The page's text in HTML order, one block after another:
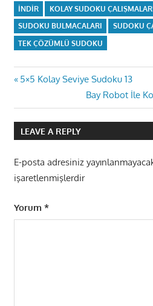
INDIR
KOLAY SUDOKU
SUDOKU BULMACALARI
SUDOKU
TEK ÇÖZÜMLÜ SUDOKU
Yazı
gezinmesi
Previous
5×5 Kolay Seviye Sudoku 13
Next
Post:
Bay Robot İle
LEAVE A REPLY
E-posta adresiniz
işaretlenmişlerdir
Yorum *